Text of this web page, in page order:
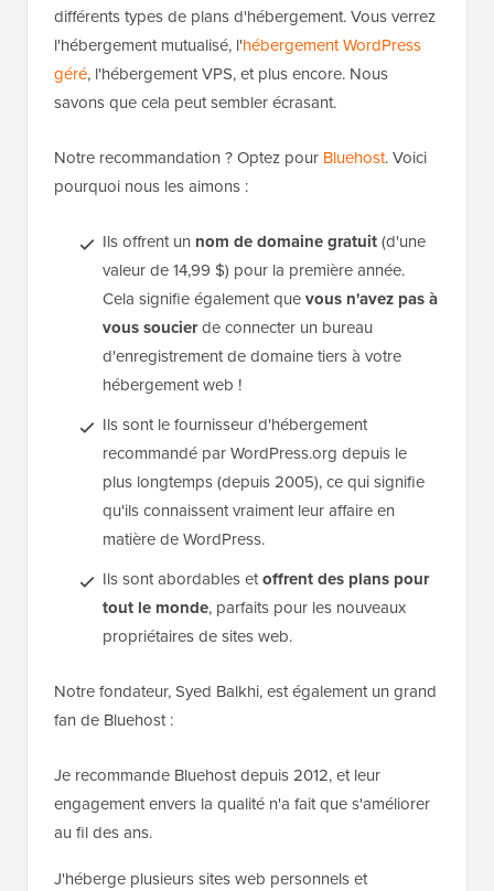
différents types de plans d'hébergement. Vous verrez
l'hébergement mutualisé, l'hébergement WordPress
géré, l'hébergement VPS, et plus encore. Nous
savons que cela peut sembler écrasant.
Notre recommandation ? Optez pour Bluehost. Voici
pourquoi nous les aimons :
Ils offrent un nom de domaine gratuit(d'une
valeur de 14,99 $) pour la première année.
Cela signifie également quevous n'avez pas à
vous soucierde connecter un bureau
d'enregistrement de domaine tiers à votre
hébergement web !
Ils sont le fournisseur d'hébergement
recommandé par WordPress.org depuis le
plus longtemps (depuis 2005), ce qui signifie
qu'ils connaissent vraiment leur affaire en
matière de WordPress.
Ils sont abordables etoffrent des plans pour
tout le monde, parfaits pour les nouveaux
propriétaires de sites web.
Notre fondateur, Syed Balkhi, est également un grand
fan de Bluehost :
Je recommande Bluehost depuis 2012, et leur
engagement envers la qualité n'a fait que s'améliorer
au fil des ans.
J'héberge plusieurs sites web personnels et